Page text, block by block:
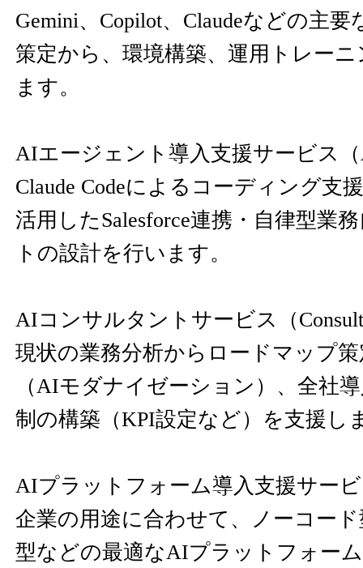
Gemini、Copilot、Claudeなどの主
策定から、環境構築、運用トレー
ます。
AIエージェント導入支援サービス
Claude Codeによるコーディング支
活用したSalesforce連携・自律型業
トの設計を行います。
AIコンサルタントサービス（
現状の業務分析からロードマップ
（AIモダナイゼーション）、全社
制の構築（KPI設定など）を支援し
AIプラットフォーム導入支援サー
企業の用途に合わせて、ノーコー
型などの最適なAIプラットフォー